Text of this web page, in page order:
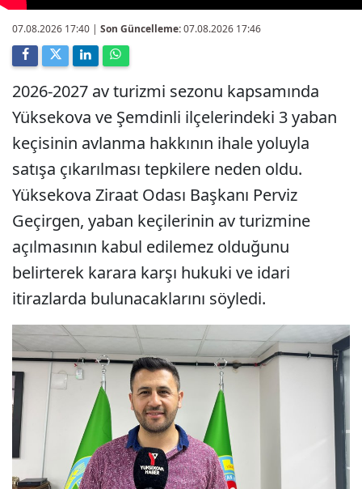
07.08.2026 17:40 | Son Güncelleme:07.08.2026 17:46
2026-2027 av turizmi sezonu kapsamında
Yüksekova ve Şemdinli ilçelerindeki 3 yaban
keçisinin avlanma hakkının ihale yoluyla
satışa çıkarılması tepkilere neden oldu.
Yüksekova Ziraat Odası Başkanı Perviz
Geçirgen, yaban keçilerinin av turizmine
açılmasının kabul edilemez olduğunu
belirterek karara karşı hukuki ve idari
itirazlarda bulunacaklarını söyledi.